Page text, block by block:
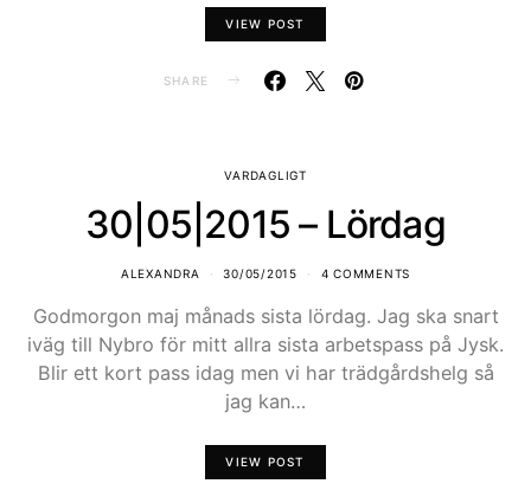
VIEW POST
SHARE
VARDAGLIGT
30|05|2015 – Lördag
ALEXANDRA 30/05/2015 4 COMMENTS
Godmorgon maj månads sista lördag. Jag ska snart
iväg till Nybro för mitt allra sista arbetspass på Jysk.
Blir ett kort pass idag men vi har trädgårdshelg så
jag kan…
VIEW POST